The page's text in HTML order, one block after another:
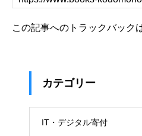
この記事へのトラックバック
カテゴリー
IT・デジタル寄付